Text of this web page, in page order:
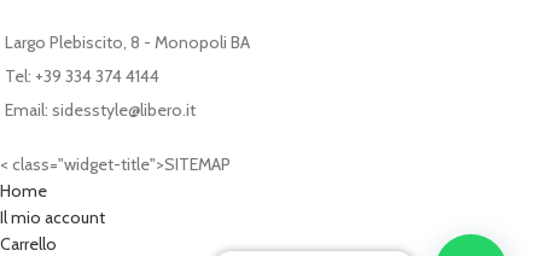
Largo Plebiscito, 8 - Monopoli BA
Tel: +39 334 374 4144
Email: sidesstyle@libero.it
< class="widget-title">SITEMAP
Home
Il mio account
Carrello